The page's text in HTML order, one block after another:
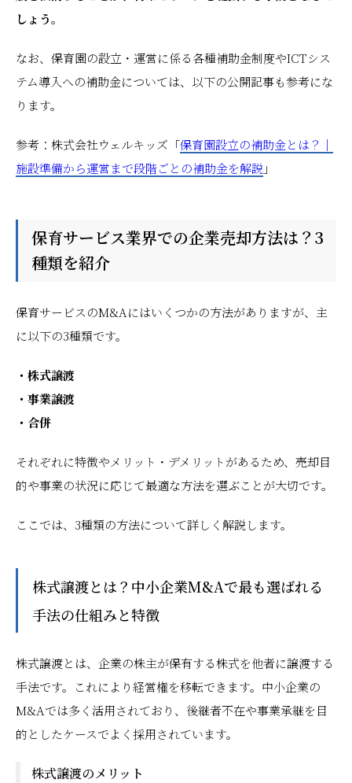
しょう。
なお、保育園の設立・運営に係る各種補助金制度やICTシス
テム導入への補助金については、以下の公開記事も参考にな
ります。
参考：株式会社ウェルキッズ「保育園設立の補助金とは？｜
施設準備から運営まで段階ごとの補助金を解説」
保育サービス業界での企業売却方法は？3
種類を紹介
保育サービスのM&Aにはいくつかの方法がありますが、主
に以下の3種類です。
・株式譲渡
・事業譲渡
・合併
それぞれに特徴やメリット・デメリットがあるため、売却目
的や事業の状況に応じて最適な方法を選ぶことが大切です。
ここでは、3種類の方法について詳しく解説します。
株式譲渡とは？中小企業M&Aで最も選ばれる
手法の仕組みと特徴
株式譲渡とは、企業の株主が保有する株式を他者に譲渡する
手法です。これにより経営権を移転できます。中小企業の
M&Aでは多く活用されており、後継者不在や事業承継を目
的としたケースでよく採用されています。
株式譲渡のメリット